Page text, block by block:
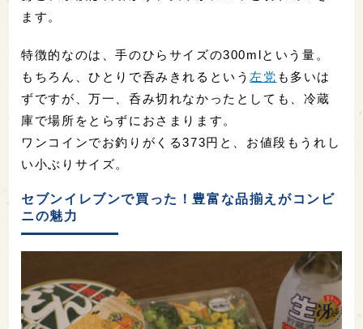
セブンイレブンで購入したのは「上撰 白鶴 生貯蔵
ける商品です。
生貯蔵酒とは、生酒を貯蔵し、瓶詰めする前にだけ
火入れ(加熱処理)をしたお酒のこと。白鶴酒造は冷え
たお酒の美味しさを知ってもらうために、「限外ろ
過処理生貯蔵」という技術を開発。生酒の美味しさ
を保ちつつ、全国に流通できる商品としてつくられ
たそうです。
冷えた日本酒の美味しさを知ってもらうために作ら
れた日本酒とのことですから、冷やしていただきま
しょう。